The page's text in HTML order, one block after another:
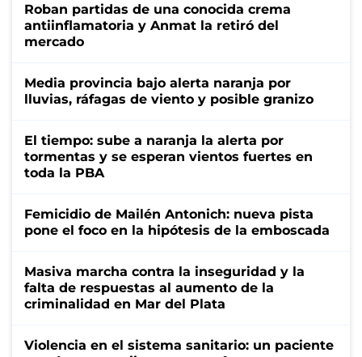
Roban partidas de una conocida crema
antiinflamatoria y Anmat la retiró del
mercado
Media provincia bajo alerta naranja por
lluvias, ráfagas de viento y posible granizo
El tiempo: sube a naranja la alerta por
tormentas y se esperan vientos fuertes en
toda la PBA
Femicidio de Mailén Antonich: nueva pista
pone el foco en la hipótesis de la emboscada
Masiva marcha contra la inseguridad y la
falta de respuestas al aumento de la
criminalidad en Mar del Plata
Violencia en el sistema sanitario: un paciente